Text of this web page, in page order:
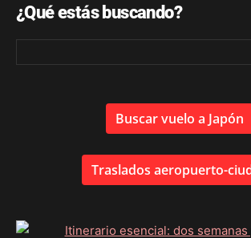
¿Qué estás buscando?
Buscar vuelo a Japón
Traslados aeropuerto-